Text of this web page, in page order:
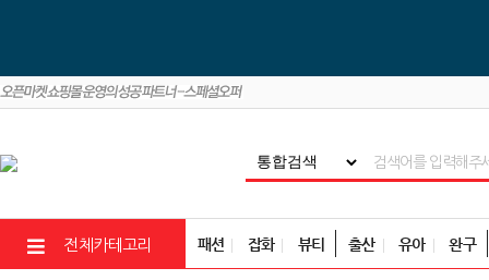
전체카테고리 패션 잡화 뷰티 출산 유아 완구